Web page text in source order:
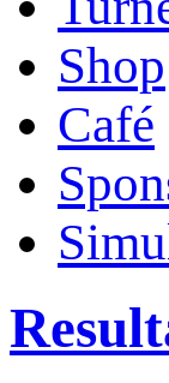
Shop
Café